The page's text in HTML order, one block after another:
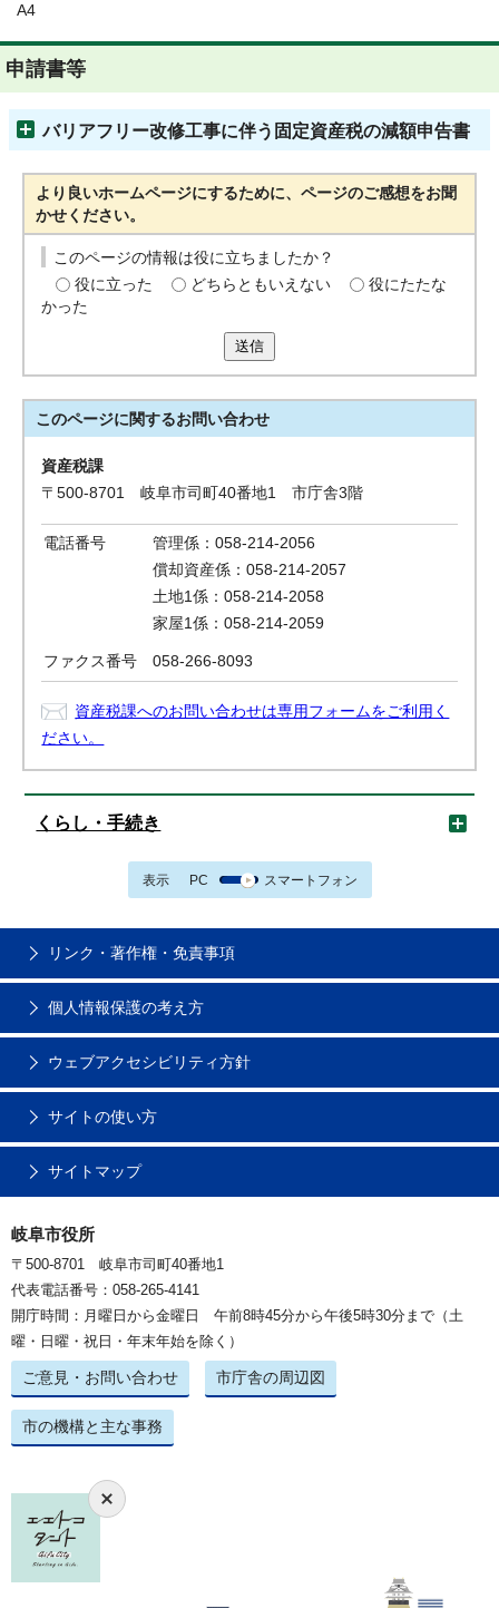
A4
申請書等
バリアフリー改修工事に伴う固定資産税の減額申告書
より良いホームページにするために、ページのご感想をお聞
かせください。
このページの情報は役に立ちましたか？
役に立った
どちらともいえない
役にたたな
かった
送信
このページに関するお問い合わせ
資産税課
〒500-8701 岐阜市司町40番地1 市庁舎3階
電話番号
管理係：058-214-2056
償却資産係：058-214-2057
土地1係：058-214-2058
家屋1係：058-214-2059
ファクス番号 058-266-8093
資産税課へのお問い合わせは専用フォームをご利用く
ださい。
くらし・手続き
表示 PC スマートフォン
リンク・著作権・免責事項
個人情報保護の考え方
ウェブアクセシビリティ方針
サイトの使い方
サイトマップ
岐阜市役所
〒500-8701 岐阜市司町40番地1
代表電話番号：058-265-4141
開庁時間：月曜日から金曜日 午前8時45分から午後5時30分まで（土
曜・日曜・祝日・年末年始を除く）
ご意見・お問い合わせ 市庁舎の周辺図
市の機構と主な事務